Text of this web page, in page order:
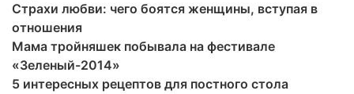
Страхи любви: чего боятся женщины, вступая в
отношения
Мама тройняшек побывала на фестивале
«Зеленый-2014»
5 интересных рецептов для постного стола